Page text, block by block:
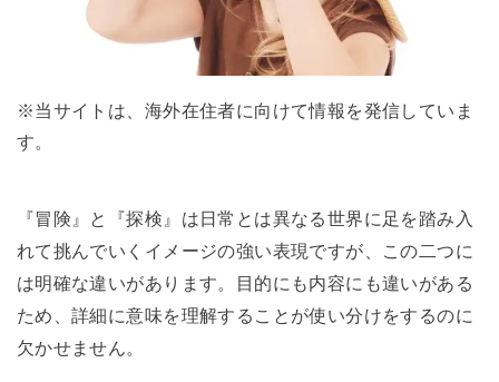
※当サイトは、海外在住者に向けて情報を発信していま
す。
『冒険』と『探検』は日常とは異なる世界に足を踏み入
れて挑んでいくイメージの強い表現ですが、この二つに
は明確な違いがあります。目的にも内容にも違いがある
ため、詳細に意味を理解することが使い分けをするのに
欠かせません。